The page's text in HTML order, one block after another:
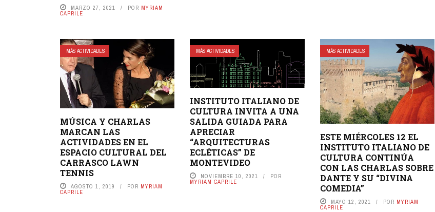
MARZO 27, 2021 POR MYRIAM
CAPRILE
MÁS ACTIVIDADES
MÚSICA Y CHARLAS
MARCAN LAS
ACTIVIDADES EN EL
ESPACIO CULTURAL DEL
CARRASCO LAWN
TENNIS
AGOSTO 1, 2019 POR MYRIAM
CAPRILE
MÁS ACTIVIDADES
INSTITUTO ITALIANO DE
CULTURA INVITA A UNA
SALIDA GUIADA PARA
APRECIAR
“ARQUITECTURAS
ECLÉTICAS” DE
MONTEVIDEO
NOVIEMBRE 10, 2021 POR
MYRIAM CAPRILE
MÁS ACTIVIDADES
ESTE MIÉRCOLES 12 EL
INSTITUTO ITALIANO DE
CULTURA CONTINÚA
CON LAS CHARLAS SOBRE
DANTE Y SU “DIVINA
COMEDIA”
MAYO 12, 2021 POR MYRIAM
CAPRILE